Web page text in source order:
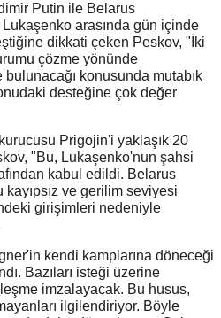
Putin ile Belarus
arasında gün içinde
dikkati çeken Peskov, "İki
çözme yönünde
konusunda mutabık
desteğine çok değer
Prigojin'i yaklaşık 20
"Bu, Lukaşenko'nun şahsi
kabul edildi. Belarus
ve gerilim seviyesi
girişimleri nedeniyle
kendi kamplarına döneceği
Bazıları isteği üzerine
imzalayacak. Bu husus,
ilgilendiriyor. Böyle